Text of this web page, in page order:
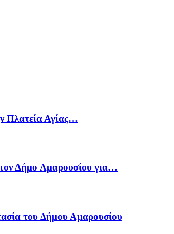
Πλατεία Αγίας…
Δήμο Αμαρουσίου για…
του Δήμου Αμαρουσίου